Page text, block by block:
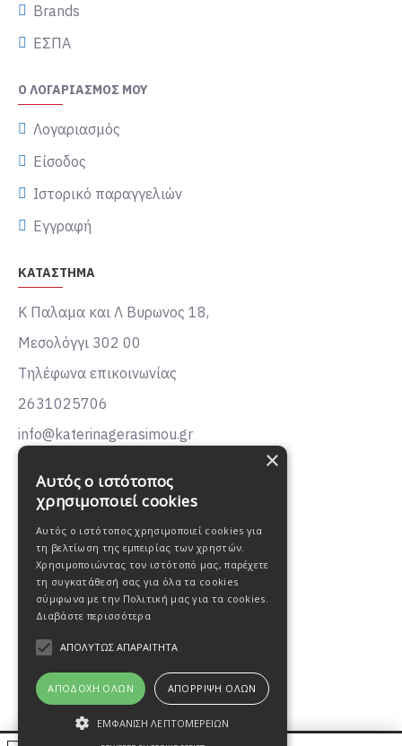
Brands
ΕΣΠΑ
Ο ΛΟΓΑΡΙΑΣΜΌΣ ΜΟΥ
Λογαριασμός
Είσοδος
Ιστορικό παραγγελιών
Εγγραφή
ΚΑΤΑΣΤΗΜΑ
Κ Παλαμα και Λ Βυρωνος 18,
Μεσολόγγι 302 00
Τηλέφωνα επικοινωνίας
2631025706
info@katerinagerasimou.gr
GERASIMOU
FASHION
×
Αυτός ο ιστότοπος
χρησιμοποιεί cookies
Αυτός ο ιστότοπος χρησιμοποιεί cookies για
τη βελτίωση της εμπειρίας των χρηστών.
Χρησιμοποιώντας τον ιστότοπό μας, παρέχετε
τη συγκατάθεσή σας για όλα τα cookies
σύμφωνα με την Πολιτική μας για τα cookies.
Διαβάστε περισσότερα
ΑΠΟΛΎΤΩΣ ΑΠΑΡΑΊΤΗΤΑ
ΑΠΟΔΟΧΉ ΌΛΩΝ ΑΠΌΡΡΙΨΗ ΌΛΩΝ
ΕΜΦΆΝΙΣΗ ΛΕΠΤΟΜΕΡΕΙΏΝ